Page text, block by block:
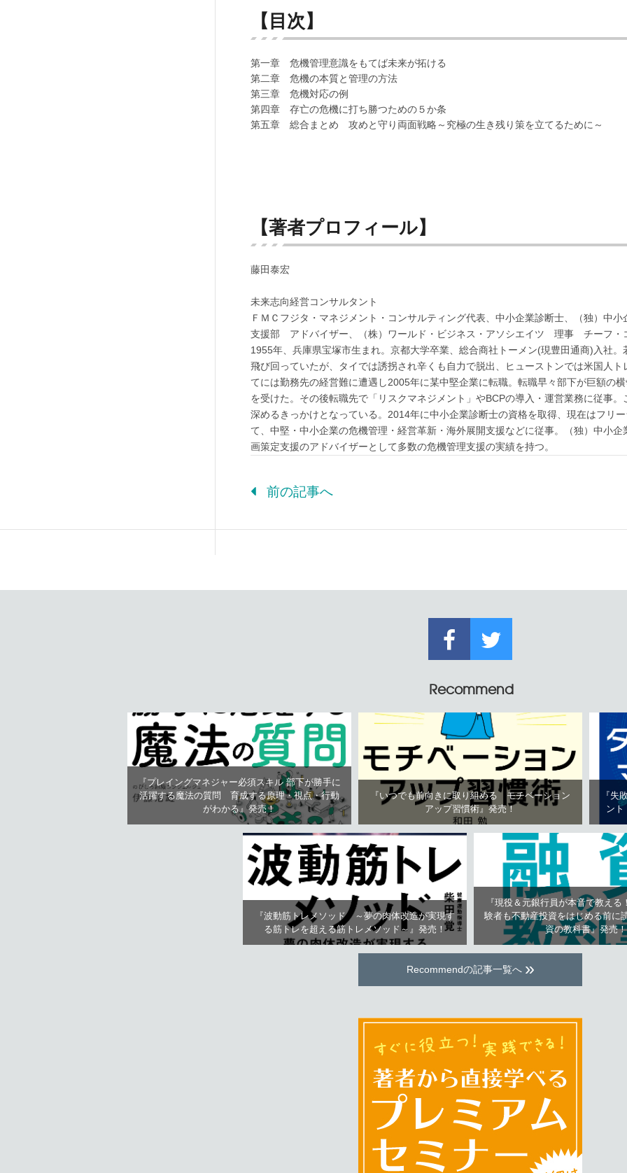
【目次】
第一章 危機管理意識をもてば未来が拓ける
第二章 危機の本質と管理の方法
第三章 危機対応の例
第四章 存亡の危機に打ち勝つための５か条
第五章 総合まとめ 攻めと守り両面戦略～究極の生き残り策を立てるために～
【著者プロフィール】
藤田泰宏
未来志向経営コンサルタント
ＦＭＣフジタ・マネジメント・コンサルティング代表、中小企業診断士、（独）
支援部 アドバイザー、（株）ワールド・ビジネス・アソシエイツ 理事 チーフ・
1955年、兵庫県宝塚市生まれ。京都大学卒業、総合商社トーメン(現豊田通商)入社
飛び回っていたが、タイでは誘拐され辛くも自力で脱出、ヒューストンでは米国人
てには勤務先の経営難に遭遇し2005年に某中堅企業に転職。転職早々部下が巨額の
を受けた。その後転職先で「リスクマネジメント」やBCPの導入・運営業務に従事
深めるきっかけとなっている。2014年に中小企業診断士の資格を取得、現在はフリ
て、中堅・中小企業の危機管理・経営革新・海外展開支援などに従事。（独）中小
画策定支援のアドバイザーとして多数の危機管理支援の実績を持つ。
前の記事へ
Recommend
『プレイングマネジャー必須スキル 部下が勝手に
活躍する魔法の質問 育成する原理・視点・行動
がわかる』発売！
『いつでも前向きに取り組める モチベーション
アップ習慣術』発売！
『失
ント
『波動筋トレメソッド ～夢の肉体改造が実現す
る筋トレを超える筋トレメソッド～』発売！
『現役＆元銀行員が本音で教え
験者も不動産投資をはじめる前に
資の教科書』発売！
Recommendの記事一覧へ »